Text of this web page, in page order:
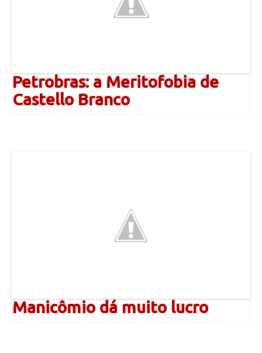
Petrobras: a Meritofobia de
Castello Branco
Manicômio dá muito lucro